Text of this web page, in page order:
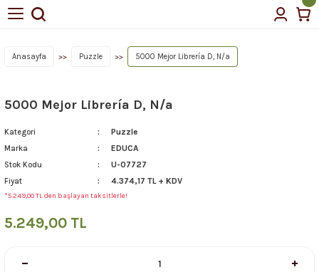
Anasayfa Puzzle 5000 Mejor Librería D, N/a
5000 Mejor Librería D, N/a
Kategori Puzzle
Marka EDUCA
Stok Kodu U-07727
Fiyat 4.374,17 TL + KDV
*5.249,00 TL den başlayan taksitlerle!
5.249,00 TL